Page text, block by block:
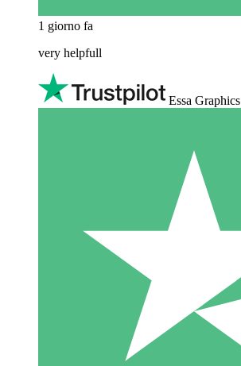
1 giorno fa
very helpfull
Essa Graphics